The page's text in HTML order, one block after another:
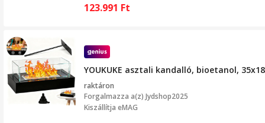
123.991 Ft
YOUKUKE asztali kandalló, bioetanol,
raktáron
Forgalmazza a(z) Jydshop2025
Kiszállítja eMAG